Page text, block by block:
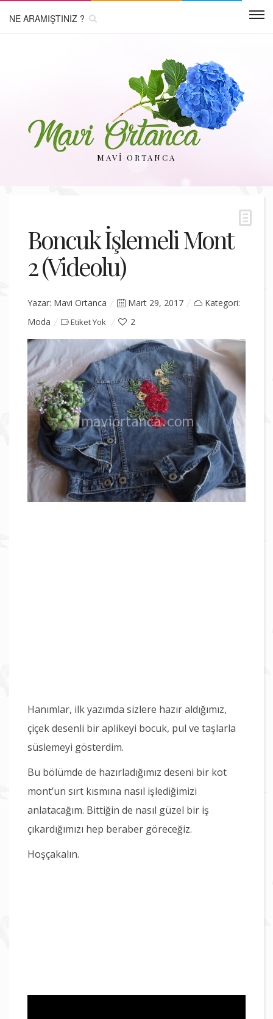
MAVI ORTANCA
Boncuk İşlemeli Mont
2 (Videolu)
Yazar: Mavi Ortanca
Posted
on
Mart 29, 2017
Kategori:
Moda
Etiket Yok 2
Hanımlar, ilk yazımda sizlere hazır aldığımız,
çiçek desenli bir aplikeyi bocuk, pul ve taşlarla
süslemeyi gösterdim.
Bu bölümde de hazırladığımız deseni bir kot
mont’un sırt kısmına nasıl işlediğimizi
anlatacağım. Bittiğin de nasıl güzel bir iş
çıkardığımızı hep beraber göreceğiz.
Hoşçakalın.